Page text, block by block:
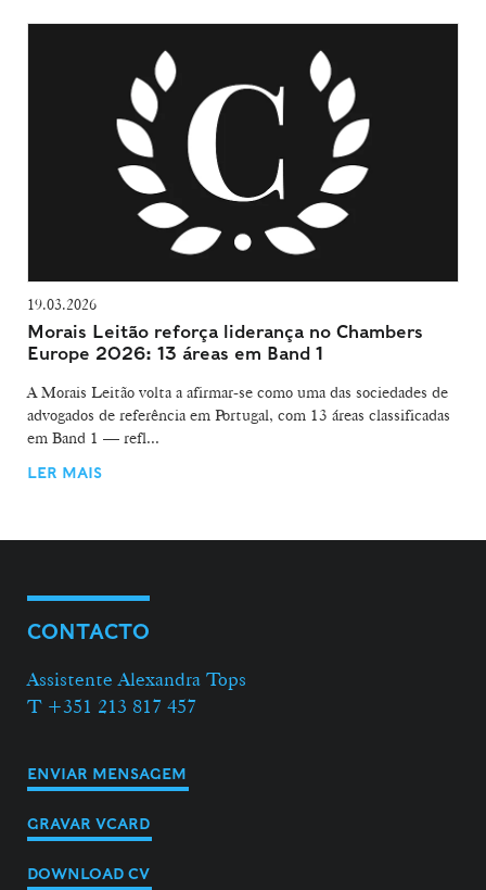
19.03.2026
Morais Leitão reforça liderança no Chambers
Europe 2026: 13 áreas em Band 1
A Morais Leitão volta a afirmar-se como uma das sociedades de
advogados de referência em Portugal, com 13 áreas classificadas
em Band 1 — refl...
LER MAIS
CONTACTO
Assistente Alexandra Tops
T +351 213 817 457
ENVIAR MENSAGEM
GRAVAR VCARD
DOWNLOAD CV